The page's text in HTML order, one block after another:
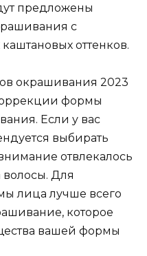
предложены
с
оттенков.
окрашивания 2023
формы
Если у вас
выбирать
отвлекалось
волосы. Для
лица лучше всего
которое
вашей формы